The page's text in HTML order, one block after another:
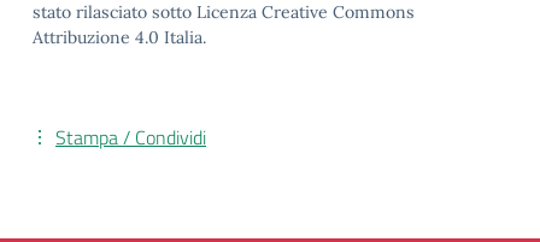
stato rilasciato sotto Licenza Creative Commons
Attribuzione 4.0 Italia.
Stampa / Condividi